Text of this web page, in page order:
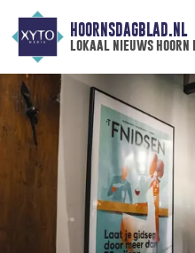
HOORNSDAGBLAD.NL
lokaal nieuws